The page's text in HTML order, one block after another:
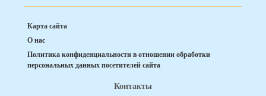
Карта сайта
О нас
Политика конфиденциальности в отношении обработки
персональных данных посетителей сайта
Контакты